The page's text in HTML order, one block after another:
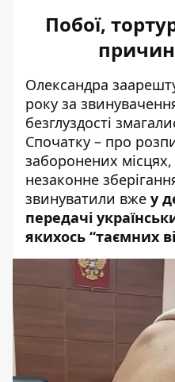
Побої,
Олександра
року за
безглуздості
Спочатку – про
заборонених
незаконне
звинуватили вже у
передачі
якихось “таємних